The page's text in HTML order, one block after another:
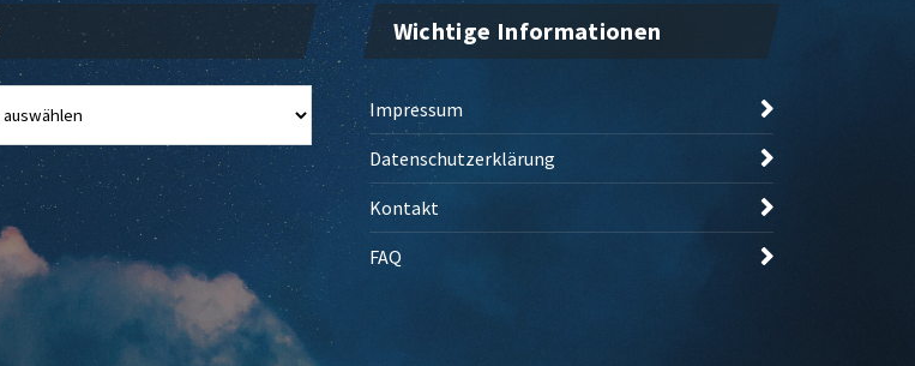
Wichtige Informationen
Impressum
Datenschutzerklärung
Kontakt
FAQ